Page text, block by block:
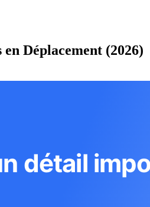
Déplacement (2026)
détail